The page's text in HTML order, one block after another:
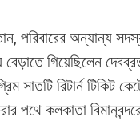
পরিবারের অন্যান্য
গিয়েছিলেন
সাতটি রিটার্ন টিকিট
পথে কলকাতা